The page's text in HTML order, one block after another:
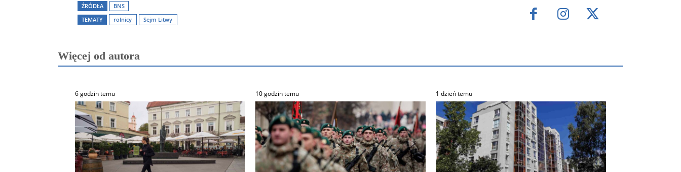
ŹRÓDŁA
BNS
TEMATY
rolnicy Sejm Litwy
Więcej od autora
6 godzin temu 10 godzin temu 1 dzień temu